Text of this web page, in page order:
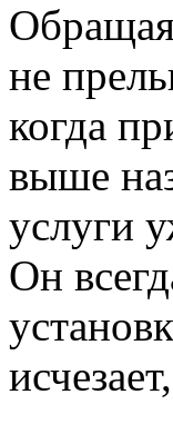
не
когда
выше
услуги
Он